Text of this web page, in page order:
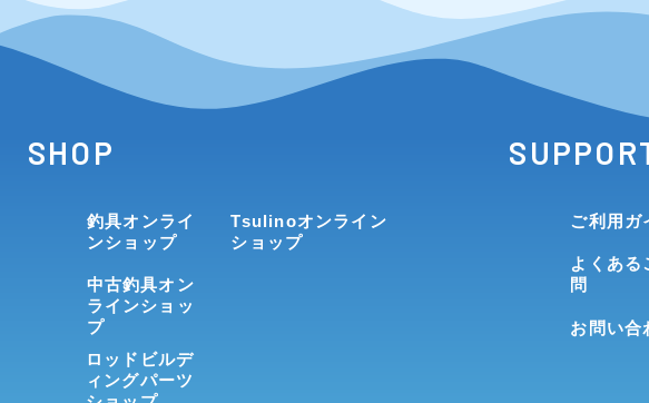
SHOP
釣具オンライ
ンショップ
中古釣具オン
ラインショッ
プ
ロッドビルデ
ィングパーツ
Tsulinoオンライン
ショップ
ご利用ガ
よくある
問
お問い合